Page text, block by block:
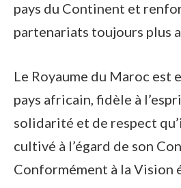
pays du Continent et
partenariats toujours plus
Le Royaume du Maroc est
pays africain, fidèle à
solidarité et de respect
cultivé à l’égard de son
Conformément à la Vision